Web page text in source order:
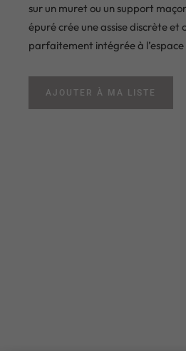
sur un muret ou un support
épuré crée une assise discrète et
parfaitement intégrée à l’espace
AJOUTER À MA LISTE